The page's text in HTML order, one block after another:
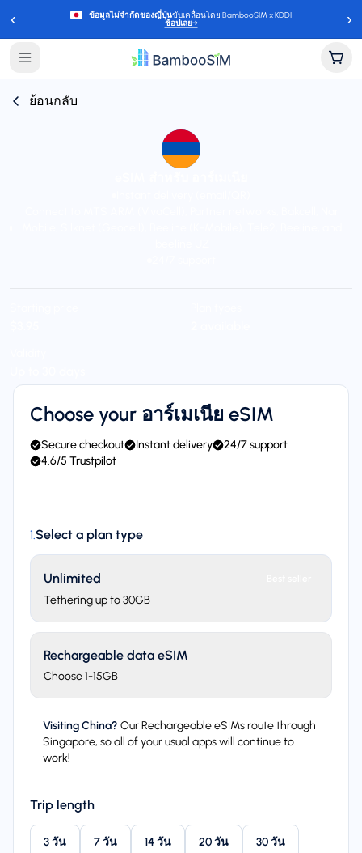
‹ ข้อมูลไม่จำกัดของญี่ปุ่นขับเคลื่อนโดย BambooSIM x KDDI
ช้อปเลย→ ›
ย้อนกลับ
Choose your อาร์เมเนีย eSIM
Secure checkout Instant delivery
24/7 support
4.6/5 Trustpilot
1.Select a plan type
Unlimited
Tethering up to 30GB
Rechargeable data eSIM
Choose 1-15GB
Visiting China? Our Rechargeable eSIMs route through
Singapore, so all of your usual apps will continue to
work!
Trip length
3 วัน 7 วัน 14 วัน 20 วัน 30 วัน